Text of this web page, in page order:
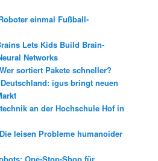
einmal Fußball-
Lets Kids Build Brain-
Networks
sortiert Pakete schneller?
igus bringt neuen
an der Hochschule Hof in
leisen Probleme humanoider
One-Stop-Shop für